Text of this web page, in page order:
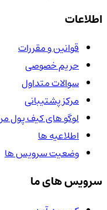
اطلاعات
قوانین و مقررات
حریم خصوصی
سوالات متداول
مرکز پشتیبانی
لوگو های کیف پول من
اطلاعیه ها
وضعیت سرویس ها
سرویس های ما